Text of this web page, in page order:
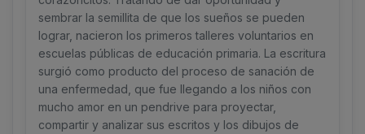
sembrar la semillita de que los sueños se pueden
lograr, nacieron los primeros talleres voluntarios en
escuelas públicas de educación primaria. La escritura
surgió como producto del proceso de sanación de
una enfermedad, que fue llegando a los niños con
mucho amor en un pendrive para proyectar,
compartir y analizar sus escritos y los dibujos de